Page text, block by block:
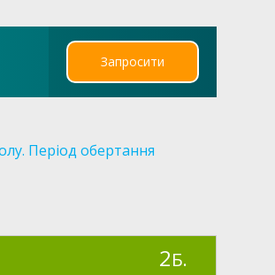
Запросити
Період обертання
2Б.